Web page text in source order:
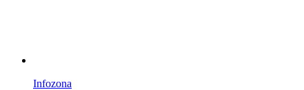
Infozona